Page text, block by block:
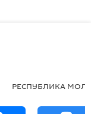
РЕСПУБЛИКА